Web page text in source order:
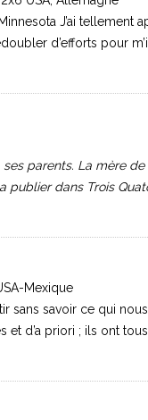
J’ai tellement
d’efforts pour
ses parents. La mère
dans Trois
Mexique
sans savoir ce qui
et d’a priori ; ils ont tous